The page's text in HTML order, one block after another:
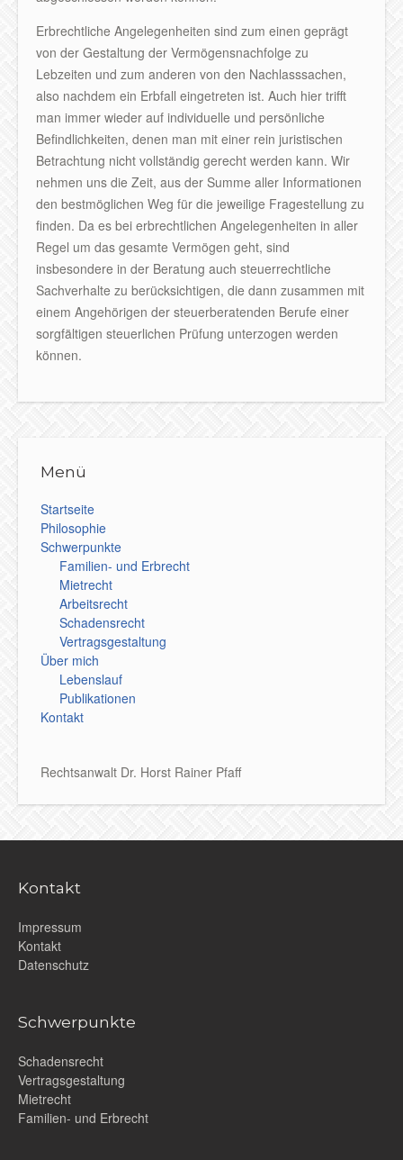
Erbrechtliche Angelegenheiten sind zum einen geprägt
von der Gestaltung der Vermögensnachfolge zu
Lebzeiten und zum anderen von den Nachlasssachen,
also nachdem ein Erbfall eingetreten ist. Auch hier trifft
man immer wieder auf individuelle und persönliche
Befindlichkeiten, denen man mit einer rein juristischen
Betrachtung nicht vollständig gerecht werden kann. Wir
nehmen uns die Zeit, aus der Summe aller Informationen
den bestmöglichen Weg für die jeweilige Fragestellung zu
finden. Da es bei erbrechtlichen Angelegenheiten in aller
Regel um das gesamte Vermögen geht, sind
insbesondere in der Beratung auch steuerrechtliche
Sachverhalte zu berücksichtigen, die dann zusammen mit
einem Angehörigen der steuerberatenden Berufe einer
sorgfältigen steuerlichen Prüfung unterzogen werden
können.
Menü
Startseite
Philosophie
Schwerpunkte
Familien- und Erbrecht
Mietrecht
Arbeitsrecht
Schadensrecht
Vertragsgestaltung
Über mich
Lebenslauf
Publikationen
Kontakt
Rechtsanwalt Dr. Horst Rainer Pfaff
Kontakt
Impressum
Kontakt
Datenschutz
Schwerpunkte
Schadensrecht
Vertragsgestaltung
Mietrecht
Familien- und Erbrecht